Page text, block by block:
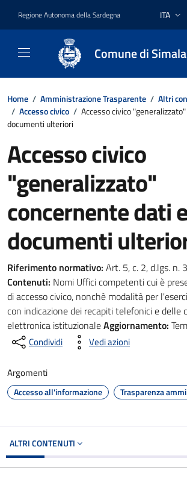
Regione Autonoma della Sardegna Lingua
ITA
Comune di Simala
Home / Amministrazione Trasparente / Altri
/ Accesso civico / Accesso civico
documenti ulteriori
Accesso civico
"generalizzato"
concernente dati e
documenti
Riferimento normativo: Art. 5, c. 2, d.lgs. n.
Contenuti: Nomi Uffici competenti cui è
di accesso civico, nonchè modalità per
con indicazione dei recapiti telefonici e delle
elettronica istituzionaleAggiornamento:
Condividi Vedi azioni
Argomenti
Accesso all'informazione Trasparenza
ALTRI CONTENUTI